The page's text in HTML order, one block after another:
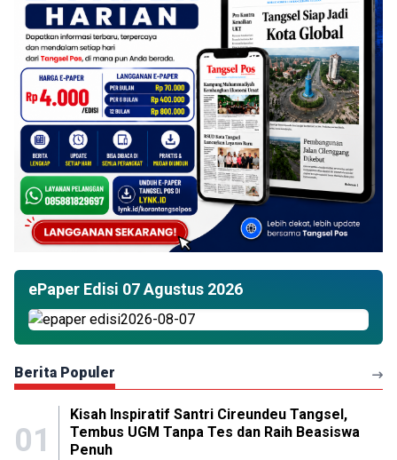
ePaper Edisi 07 Agustus 2026
Berita Populer
01
Kisah Inspiratif Santri Cireundeu Tangsel,
Tembus UGM Tanpa Tes dan Raih Beasiswa
Penuh